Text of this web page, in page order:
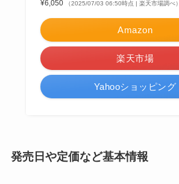
¥6,050 （2025/07/03 06:50時点 | 楽天市場調べ）
Amazon
楽天市場
Yahooショッピング
発売日や定価など基本情報